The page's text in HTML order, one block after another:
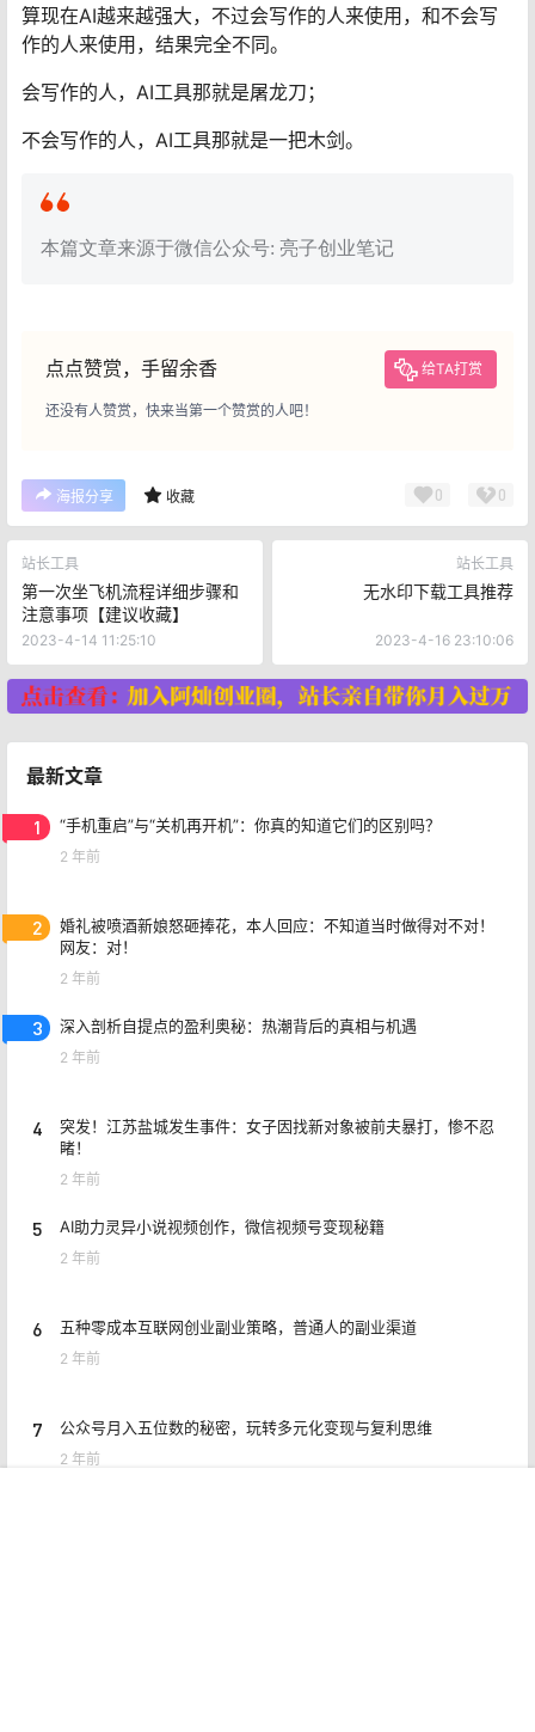
算现在AI越来越强大，不过会写作的人来使用，和不会写
作的人来使用，结果完全不同。
会写作的人，AI工具那就是屠龙刀；
不会写作的人，AI工具那就是一把木剑。
本篇文章来源于微信公众号: 亮子创业笔记
点点赞赏，手留余香 给TA打赏
还没有人赞赏，快来当第一个赞赏的人吧！
海报分享 收藏 0 0
站长工具
第一次坐飞机流程详细步骤和
注意事项【建议收藏】
2023-4-14 11:25:10
站长工具
无水印下载工具推荐
2023-4-16 23:10:06
最新文章
1 “手机重启”与“关机再开机”：你真的知道它们的区别吗？
2 年前
2
婚礼被喷酒新娘怒砸捧花，本人回应：不知道当时做得对不对！
网友：对！
2 年前
3 深入剖析自提点的盈利奥秘：热潮背后的真相与机遇
2 年前
4
突发！江苏盐城发生事件：女子因找新对象被前夫暴打，惨不忍
睹！
2 年前
5 AI助力灵异小说视频创作，微信视频号变现秘籍
2 年前
6 五种零成本互联网创业副业策略，普通人的副业渠道
2 年前
7 公众号月入五位数的秘密，玩转多元化变现与复利思维
2 年前